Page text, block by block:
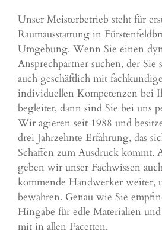
Unser Meisterbetrieb steht für
Raumausstattung in
Umgebung. Wenn Sie einen
Ansprechpartner suchen, der Sie
auch geschäftlich mit
individuellen Kompetenzen bei
begleitet, dann sind Sie bei uns
Wir agieren seit 1988 und
drei Jahrzehnte Erfahrung, das
Schaffen zum Ausdruck kommt.
geben wir unser Fachwissen
kommende Handwerker weiter,
bewahren. Genau wie Sie
Hingabe für edle Materialien
mit in allen Facetten.